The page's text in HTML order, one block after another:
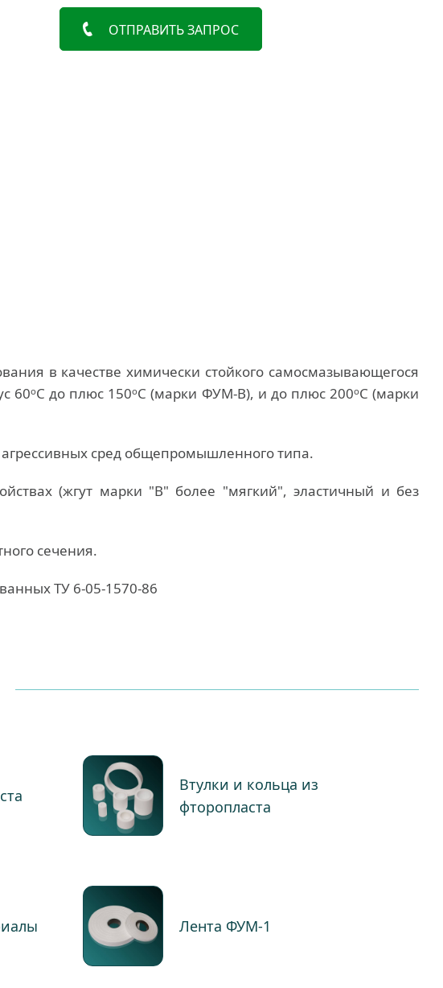
ОТПРАВИТЬ ЗАПРОС
в качестве химически стойкого самосмазывающегося
60оС до плюс 150оС (марки ФУМ-В), и до плюс 200оС (марки
сред общепромышленного типа.
(жгут марки "В" более "мягкий", эластичный и без
сечения.
ТУ 6-05-1570-86
Втулки и кольца из
фторопласта
Лента ФУМ-1